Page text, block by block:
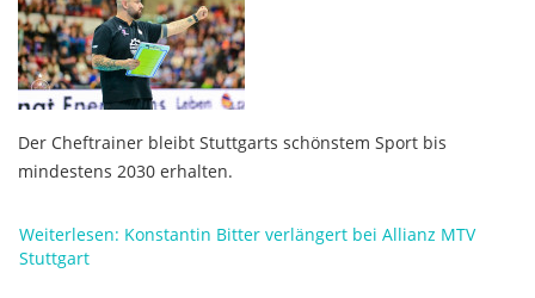
Der Cheftrainer bleibt Stuttgarts schönstem Sport bis
mindestens 2030 erhalten.
Weiterlesen: Konstantin Bitter verlängert bei Allianz MTV
Stuttgart